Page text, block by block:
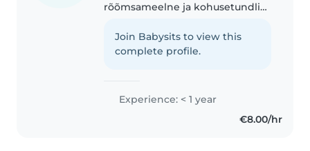
rõõmsameelne ja kohusetundlik
lapsehoiu tööd nädala õhtuti või
lõunati. Olen abivalmis,
Join Babysits to view this
complete profile.
Experience: < 1 year
€8.00/hr